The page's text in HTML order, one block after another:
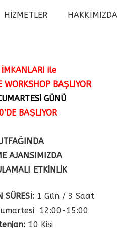
HİZMETLER HAKKIMIZDA
ile
WORKSHOP BAŞLIYOR
GÜNÜ
BAŞLIYOR
AJANSIMIZDA
ETKİNLİK
SÜRESİ:1 Gün / 3 Saat
12:00-15:00
10 Kişi